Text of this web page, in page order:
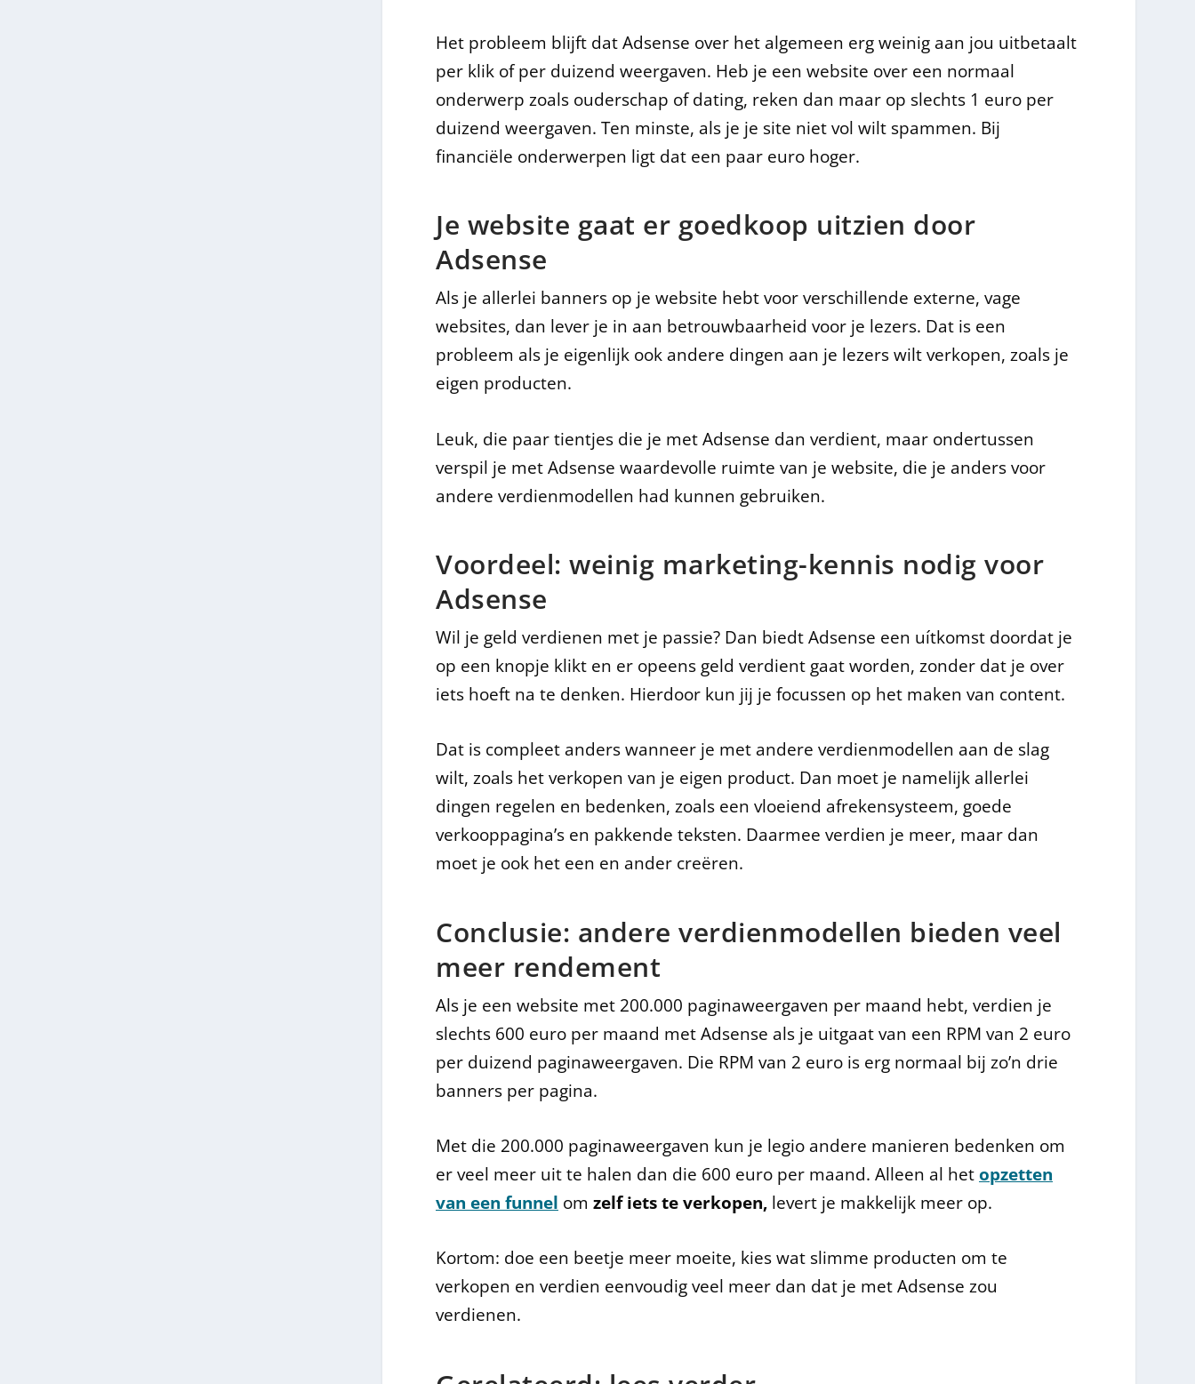
Het probleem blijft dat Adsense over het algemeen erg weinig aan jou uitbetaalt
per klik of per duizend weergaven. Heb je een website over een normaal
onderwerp zoals ouderschap of dating, reken dan maar op slechts 1 euro per
duizend weergaven. Ten minste, als je je site niet vol wilt spammen. Bij
financiële onderwerpen ligt dat een paar euro hoger.
Je website gaat er goedkoop uitzien door
Adsense
Als je allerlei banners op je website hebt voor verschillende externe, vage
websites, dan lever je in aan betrouwbaarheid voor je lezers. Dat is een
probleem als je eigenlijk ook andere dingen aan je lezers wilt verkopen, zoals je
eigen producten.
Leuk, die paar tientjes die je met Adsense dan verdient, maar ondertussen
verspil je met Adsense waardevolle ruimte van je website, die je anders voor
andere verdienmodellen had kunnen gebruiken.
Voordeel: weinig marketing-kennis nodig voor
Adsense
Wil je geld verdienen met je passie? Dan biedt Adsense een uítkomst doordat je
op een knopje klikt en er opeens geld verdient gaat worden, zonder dat je over
iets hoeft na te denken. Hierdoor kun jij je focussen op het maken van content.
Dat is compleet anders wanneer je met andere verdienmodellen aan de slag
wilt, zoals het verkopen van je eigen product. Dan moet je namelijk allerlei
dingen regelen en bedenken, zoals een vloeiend afrekensysteem, goede
verkooppagina’s en pakkende teksten. Daarmee verdien je meer, maar dan
moet je ook het een en ander creëren.
Conclusie: andere verdienmodellen bieden veel
meer rendement
Als je een website met 200.000 paginaweergaven per maand hebt, verdien je
slechts 600 euro per maand met Adsense als je uitgaat van een RPM van 2 euro
per duizend paginaweergaven. Die RPM van 2 euro is erg normaal bij zo’n drie
banners per pagina.
Met die 200.000 paginaweergaven kun je legio andere manieren bedenken om
er veel meer uit te halen dan die 600 euro per maand. Alleen al hetopzetten
van een funnel om zelf iets te verkopen, levert je makkelijk meer op.
Kortom: doe een beetje meer moeite, kies wat slimme producten om te
verkopen en verdien eenvoudig veel meer dan dat je met Adsense zou
verdienen.